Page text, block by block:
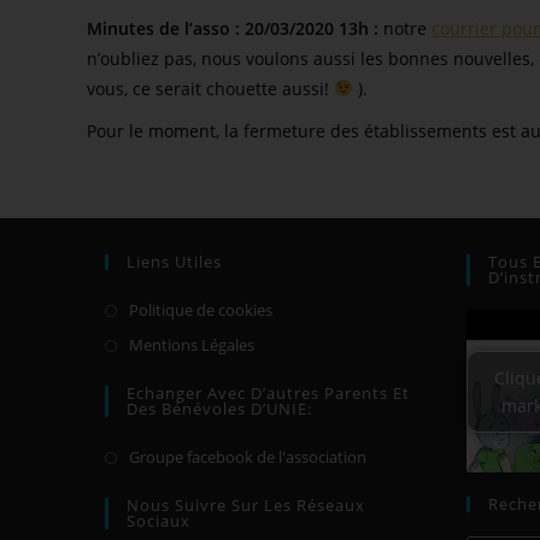
Minutes de l’asso : 20/03/2020 13h : notre courrier
n’oubliez pas, nous voulons aussi les bonnes
vous, ce serait chouette aussi!
).
Pour le moment, la fermeture des établissements est
Liens Utiles
Politique de cookies
Mentions Légales
Echanger Avec D’autres Parents Et
Des Bénévoles D’UNIE:
Groupe facebook de l'association
Nous Suivre Sur Les Réseaux
Sociaux
Tous